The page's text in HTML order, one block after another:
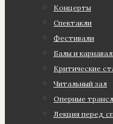
Концерты
Спектакли
Фестивали
Балы и
Критические
Читальный зал
Оперные
Лекция перед